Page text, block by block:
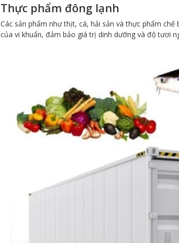
Thực phẩm đông lạnh
Các sản phẩm như thịt, cá, hải sản và thực phẩm
của vi khuẩn, đảm bảo giá trị dinh dưỡng và độ tươi